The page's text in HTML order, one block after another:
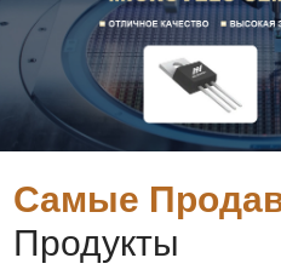
Самые
Продукты